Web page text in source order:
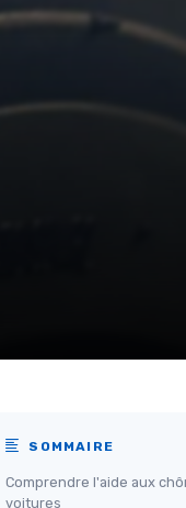
SOMMAIRE
Comprendre l'aide aux
voitures